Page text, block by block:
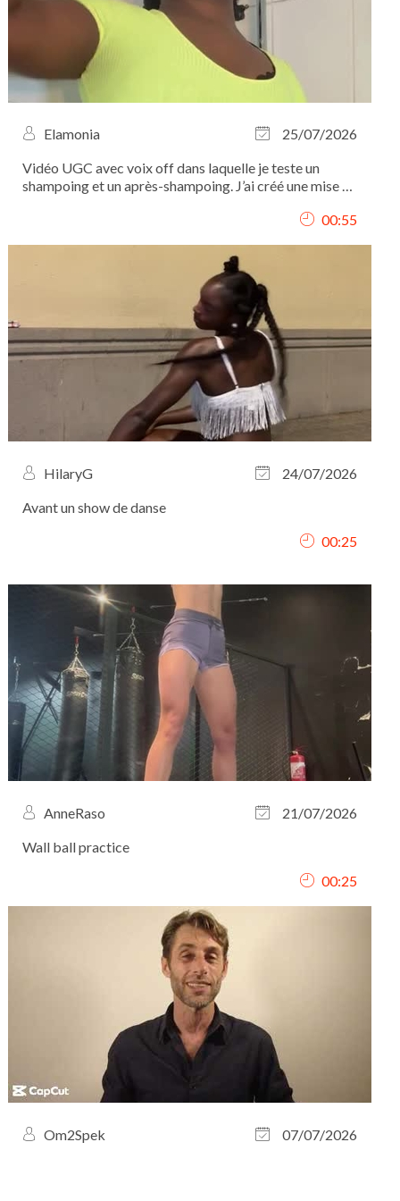
Elamonia
25/07/2026
Vidéo UGC avec voix off dans laquelle je teste un
shampoing et un après-shampoing. J’ai créé une mise en
étapes et mis en valeur les produits à travers des plans
00:55
HilaryG
24/07/2026
Avant un show de danse
00:25
AnneRaso
21/07/2026
Wall ball practice
00:25
Om2Spek 07/07/2026